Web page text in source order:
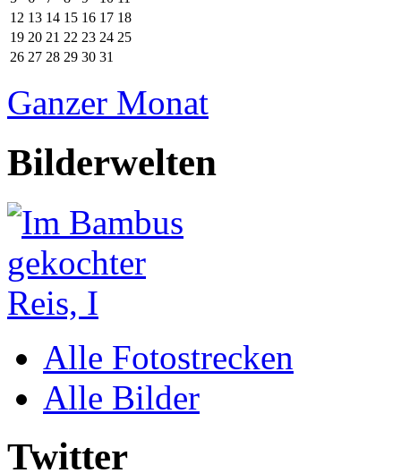
12 13 14 15 16 17 18
19 20 21 22 23 24 25
26 27 28 29 30 31
Ganzer Monat
Bilderwelten
Alle Fotostrecken
Alle Bilder
Twitter